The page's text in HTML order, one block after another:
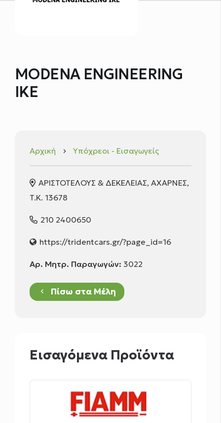
MODENA ENGINEERING
ΙΚΕ
Αρχική keyboard_arrow_right Υπόχρεοι - Εισαγωγείς
ΑΡΙΣΤΟΤΕΛΟΥΣ & ΔΕΚΕΛΕΙΑΣ, ΑΧΑΡΝΕΣ,
T.K. 13678
210 2400650
https://tridentcars.gr/?page_id=16
Αρ. Μητρ. Παραγωγών: 3022
keyboard_arrow_left Πίσω στα Μέλη
Εισαγόμενα Προϊόντα